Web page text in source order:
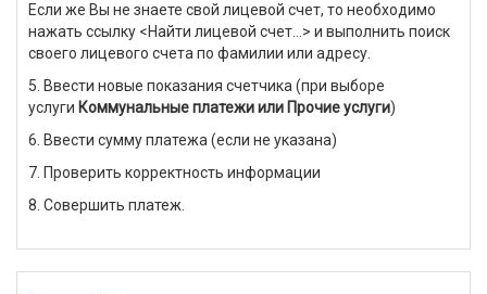
Если же Вы не знаете свой лицевой счет, то необходимо
нажать ссылку <Найти лицевой счет…> и выполнить поиск
своего лицевого счета по фамилии или адресу.
5. Ввести новые показания счетчика (при выборе
услуги Коммунальные платежи или Прочие услуги)
6. Ввести сумму платежа (если не указана)
7. Проверить корректность информации
8. Совершить платеж.